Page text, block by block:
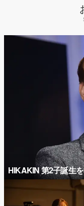
HIKAKIN 第2子誕生